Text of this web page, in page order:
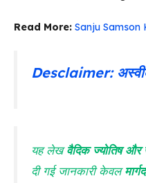
Read More: Sanju Samson
Desclaimer:
यह लेखवैदिक ज्योतिष
दी गई जानकारी केवल